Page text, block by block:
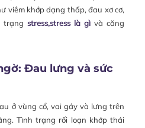
viêm khớp dạng thấp, đau xơ cơ,
trạng stress,stress là gì và căng
Đau lưng và sức
ở vùng cổ, vai gáy và lưng trên
Tình trạng rối loạn khớp thái